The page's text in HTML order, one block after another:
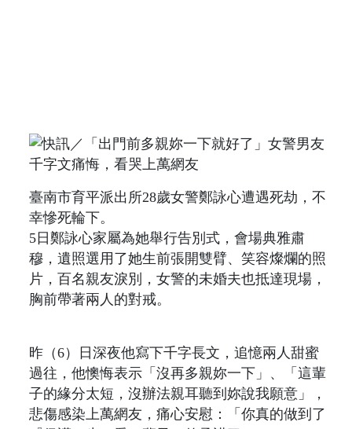
臺南市育平派出所28歲女警鄭詠心遭遇死劫，不
幸慘死輪下。
5日鄭詠心家屬為她舉行告別式，會場典雅肅
穆，遺照選用了她生前張開雙臂、笑容燦爛的照
片，百名親友淚別，女警的未婚夫也抵達現場，
胸前帶著兩人的對戒。
昨（6）日深夜他寫下千字長文，追憶兩人甜蜜
過往，他懊悔表示「沒再多親妳一下」、「這輩
子的緣分太短，沒辦法親耳聽到妳說我願意」，
悲傷感染上萬網友，痛心安慰：「你真的做到了